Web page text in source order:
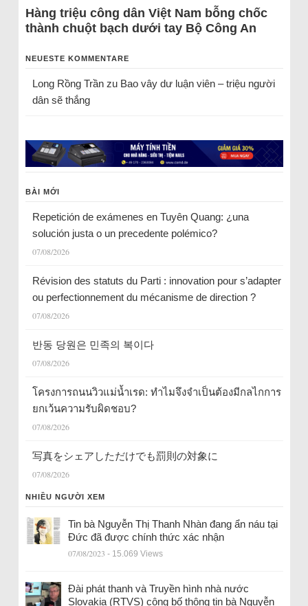
Hàng triệu công dân Việt Nam bỗng chốc
thành chuột bạch dưới tay Bộ Công An
NEUESTE KOMMENTARE
Long Rồng Trầnzu Bao vây dư luận viên – triệu người
dân sẽ thắng
BÀI MỚI
Repetición de exámenes en Tuyên Quang: ¿una
solución justa o un precedente polémico?
07/08/2026
Révision des statuts du Parti : innovation pour s’adapter
ou perfectionnement du mécanisme de direction ?
07/08/2026
반동 당원은 민족의 복이다
07/08/2026
โครงการถนนวิวแม่น้ำเรด: ทำไมจึงจำเป็นต้องมีกลไกการ
ยกเว้นความรับผิดชอบ?
07/08/2026
写真をシェアしただけでも罰則の対象に
07/08/2026
NHIỀU NGƯỜI XEM
Tin bà Nguyễn Thị Thanh Nhàn đang ẩn náu tại
Đức đã được chính thức xác nhận
07/08/2023 - 15.069 Views
Đài phát thanh và Truyền hình nhà nước
Slovakia (RTVS) công bố thông tin bà Nguyễn